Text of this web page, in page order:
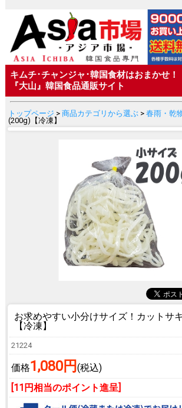
キムチ･チャンジャ･韓国食材はおまかせ！
『大山』韓国食品通販サイト
トップページ > 商品カテゴリから選ぶ> 春雨・乾
(200g)【冷凍】
お求めやすい小分けサイズ！ カットサ
【冷凍】
21224
価格1,080円 (税込)
[11円相当のポイント進呈]